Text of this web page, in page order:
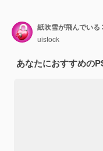
紙吹雪が飛んでい
uistock
あなたにおすすめの